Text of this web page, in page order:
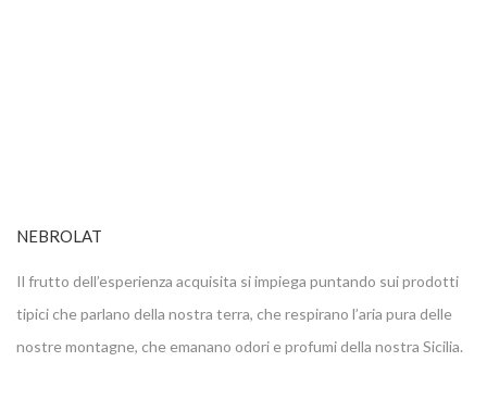
NEBROLAT
Il frutto dell’esperienza acquisita si impiega puntando sui prodotti
tipici che parlano della nostra terra, che respirano l’aria pura delle
nostre montagne, che emanano odori e profumi della nostra Sicilia.